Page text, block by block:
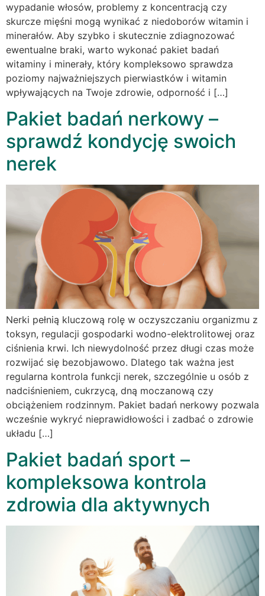
wypadanie włosów, problemy z koncentracją czy
skurcze mięśni mogą wynikać z niedoborów witamin i
minerałów. Aby szybko i skutecznie zdiagnozować
ewentualne braki, warto wykonać pakiet badań
witaminy i minerały, który kompleksowo sprawdza
poziomy najważniejszych pierwiastków i witamin
wpływających na Twoje zdrowie, odporność i […]
Pakiet badań nerkowy –
sprawdź kondycję swoich
nerek
Nerki pełnią kluczową rolę w oczyszczaniu organizmu z
toksyn, regulacji gospodarki wodno-elektrolitowej oraz
ciśnienia krwi. Ich niewydolność przez długi czas może
rozwijać się bezobjawowo. Dlatego tak ważna jest
regularna kontrola funkcji nerek, szczególnie u osób z
nadciśnieniem, cukrzycą, dną moczanową czy
obciążeniem rodzinnym. Pakiet badań nerkowy pozwala
wcześnie wykryć nieprawidłowości i zadbać o zdrowie
układu […]
Pakiet badań sport –
kompleksowa kontrola
zdrowia dla aktywnych